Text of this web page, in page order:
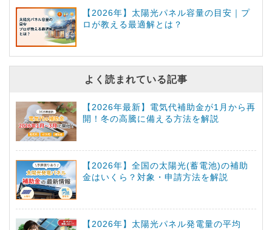
【2026年】太陽光パネル容量の目安｜プ
ロが教える最適解とは？
よく読まれている記事
【2026年最新】電気代補助金が1月から再
開！冬の高騰に備える方法を解説
【2026年】全国の太陽光(蓄電池)の補助
金はいくら？対象・申請方法を解説
【2026年】太陽光パネル発電量の平均